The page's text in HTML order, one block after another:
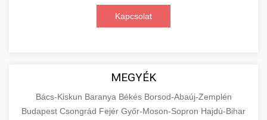
Kapcsolat
MEGYÉK
Bács-Kiskun Baranya Békés Borsod-Abaúj-Zemplén
Budapest Csongrád Fejér Győr-Moson-Sopron Hajdú-Bihar